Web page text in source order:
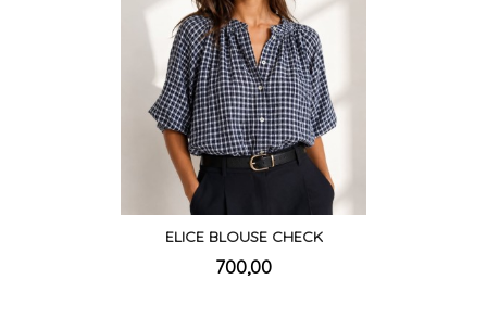
ELICE BLOUSE CHECK
Pris
700,00mva.